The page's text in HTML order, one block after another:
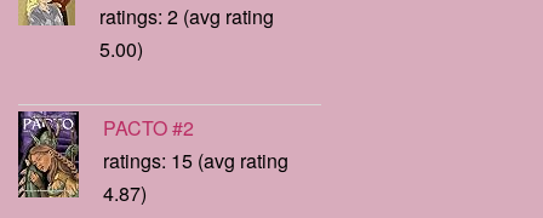
ratings: 2 (avg rating
5.00)
PACTO #2
ratings: 15 (avg rating
4.87)